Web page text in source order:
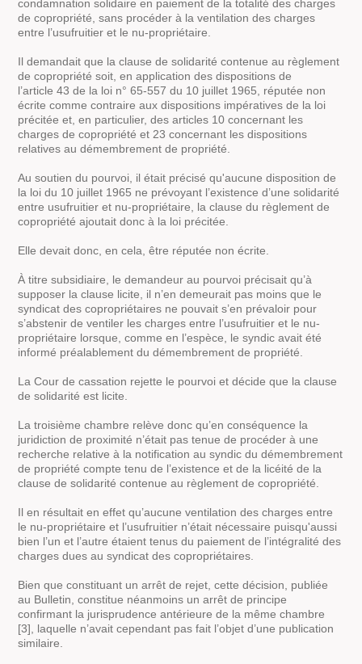
condamnation solidaire en paiement de la totalité des charges
de copropriété, sans procéder à la ventilation des charges
entre l’usufruitier et le nu-propriétaire.
Il demandait que la clause de solidarité contenue au règlement
de copropriété soit, en application des dispositions de
l’article 43 de la loi n° 65-557 du 10 juillet 1965, réputée non
écrite comme contraire aux dispositions impératives de la loi
précitée et, en particulier, des articles 10 concernant les
charges de copropriété et 23 concernant les dispositions
relatives au démembrement de propriété.
Au soutien du pourvoi, il était précisé qu'aucune disposition de
la loi du 10 juillet 1965 ne prévoyant l’existence d’une solidarité
entre usufruitier et nu-propriétaire, la clause du règlement de
copropriété ajoutait donc à la loi précitée.
Elle devait donc, en cela, être réputée non écrite.
À titre subsidiaire, le demandeur au pourvoi précisait qu’à
supposer la clause licite, il n’en demeurait pas moins que le
syndicat des copropriétaires ne pouvait s’en prévaloir pour
s’abstenir de ventiler les charges entre l’usufruitier et le nu-
propriétaire lorsque, comme en l’espèce, le syndic avait été
informé préalablement du démembrement de propriété.
La Cour de cassation rejette le pourvoi et décide que la clause
de solidarité est licite.
La troisième chambre relève donc qu’en conséquence la
juridiction de proximité n’était pas tenue de procéder à une
recherche relative à la notification au syndic du démembrement
de propriété compte tenu de l’existence et de la licéité de la
clause de solidarité contenue au règlement de copropriété.
Il en résultait en effet qu’aucune ventilation des charges entre
le nu-propriétaire et l’usufruitier n’était nécessaire puisqu'aussi
bien l’un et l’autre étaient tenus du paiement de l’intégralité des
charges dues au syndicat des copropriétaires.
Bien que constituant un arrêt de rejet, cette décision, publiée
au Bulletin , constitue néanmoins un arrêt de principe
confirmant la jurisprudence antérieure de la même chambre
[3], laquelle n’avait cependant pas fait l’objet d’une publication
similaire.